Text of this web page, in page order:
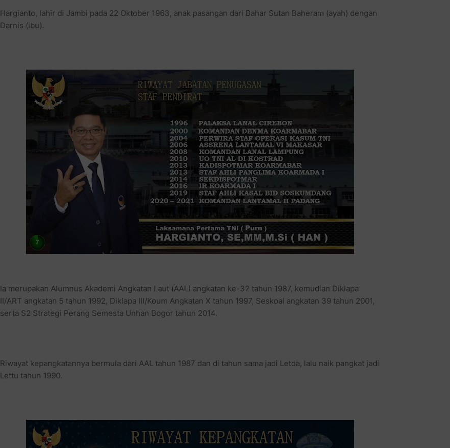
Hargianto, lahir di Jambi pada 22 Oktober 1963, anak pasangan dari Bahar Sutan Baheram (ayah) dengan
Darnis (ibu).
Ia merupakan Alumnus Akademi Angkatan Laut (AAL) angkatan ke-32 tahun 1987, kemudian Diklapa
II/ART angkatan 5 tahun 1992, Diklapa III/Koum Angkatan X tahun 1997, Seskoal angkatan 39 tahun 2001,
serta S2 Strategi Perang Semesta Unhan Bogor tahun 2014.
Riwayat kepangkatannya bermula dari AAL tahun 1987 dan di tahun sama jadi Letda, lalu naik pangkat jadi
Lettu tahun 1990.